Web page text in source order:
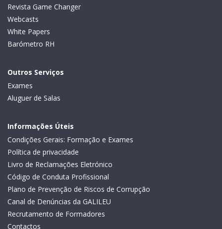
Revista Game Changer
Webcasts
White Papers
Barómetro RH
Outros Serviços
Exames
Aluguer de Salas
Informações Úteis
Condições Gerais: Formação e Exames
Política de privacidade
Livro de Reclamações Eletrónico
Código de Conduta Profissional
Plano de Prevenção de Riscos de Corrupção
Canal de Denúncias da GALILEU
Recrutamento de Formadores
Contactos